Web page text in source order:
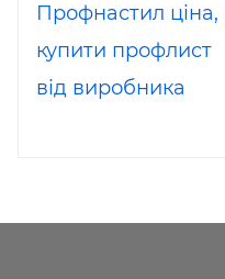
Профнастил ціна,
купити профлист
від виробника